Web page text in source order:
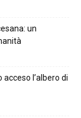
un
acceso l’albero di